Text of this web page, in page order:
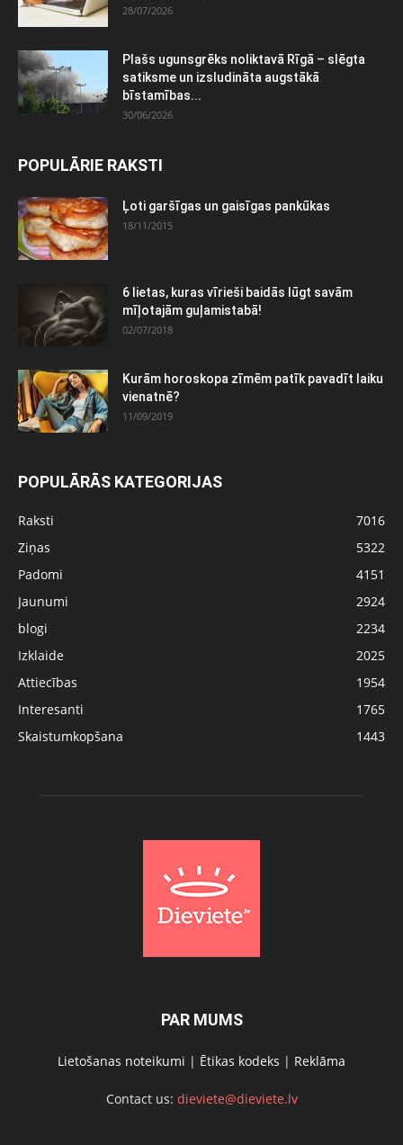
28/07/2026
Plašs ugunsgrēks noliktavā Rīgā – slēgta
satiksme un izsludināta augstākā
bīstamības...
30/06/2026
POPULĀRIE RAKSTI
Ļoti garšīgas un gaisīgas pankūkas
18/11/2015
6 lietas, kuras vīrieši baidās lūgt savām
mīļotajām guļamistabā!
02/07/2018
Kurām horoskopa zīmēm patīk pavadīt laiku
vienatnē?
11/09/2019
POPULĀRĀS KATEGORIJAS
Raksti
7016
Ziņas
5322
Padomi
4151
Jaunumi
2924
blogi
2234
Izklaide
2025
Attiecības
1954
Interesanti
1765
Skaistumkopšana
1443
PAR MUMS
Lietošanas noteikumi | Ētikas kodeks | Reklāma
Contact us: dieviete@dieviete.lv